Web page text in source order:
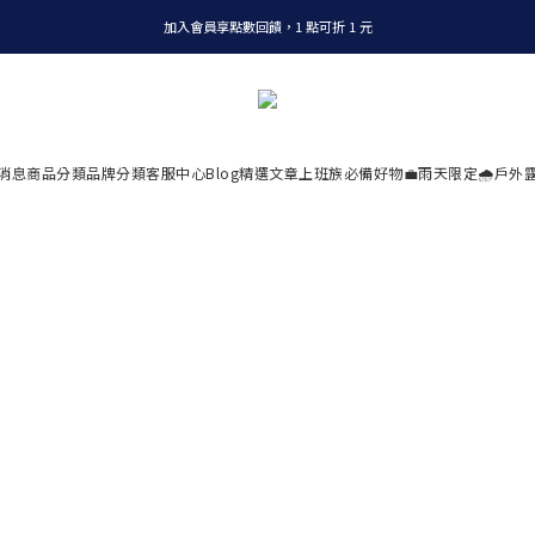
全店消費滿 NT$1200，即享免運
加入會員享點數回饋，1 點可折 1 元
息商品分類品牌分類客服中心Blog精選文章 上班族必備好物💼雨天限定🌧️戶外